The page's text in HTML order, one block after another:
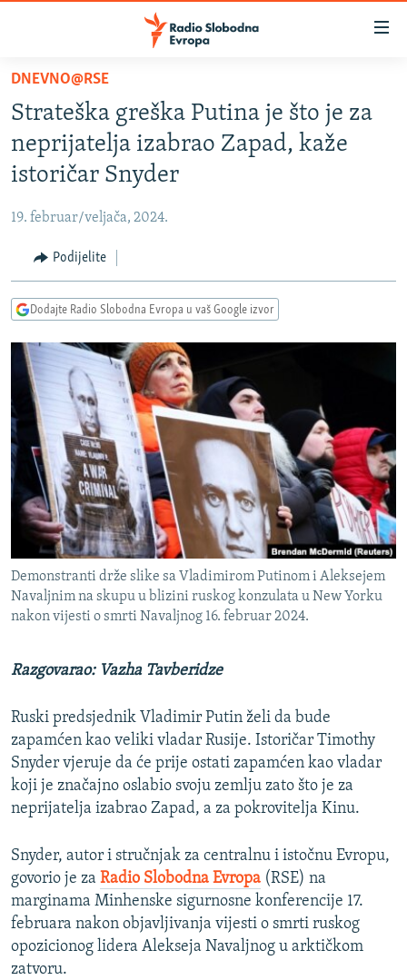
Pređite
glavni
sadržaj
Pređite
na
glavnu
Pređite
na
pretragu
BOSNA I HERCEGOVINA
SRBIJA
CRNA GORA
VIZUELNO
INFOGRAFIKE
RAT U UKRAJINI
KINA NA BALKANU
RSE PRIČE IZ SVIJETA
ISPRIČAJ MI
DNEVNO@RSE
SPECIJALI RSE
VIŠE OD NASLOVA
GENOCID U SREBRENICI
POPLAVE I KLIZIŠTA U BIH 2024.
TV LIBERTY
TRI DECENIJE OD RATA U BIH
SVE KARTE DEJTONA
NASTANAK I RASPAD JUGOSLAVIJE
PRATITE NAS
Sve RFE/RL stranice
DNEVNO@RSE
Strateška greška Putina je što je za
neprijatelja izabrao Zapad, kaže
istoričar Snyder
19. februar/veljača, 2024.
Podijelite
Dodajte Radio Slobodna Evropa u vaš Google izvor
Demonstranti drže slike sa Vladimirom Putinom i Aleksejem
Navaljnim na skupu u blizini ruskog konzulata u New Yorku
nakon vijesti o smrti Navaljnog 16. februar 2024.
Razgovarao: Vazha Tavberidze
Ruski predsjednik Vladimir Putin želi da bude
zapamćen kao veliki vladar Rusije. Istoričar Timothy
Snyder vjeruje da će prije ostati zapamćen kao vladar
koji je značajno oslabio svoju zemlju zato što je za
neprijatelja izabrao Zapad, a za pokrovitelja Kinu.
Snyder, autor i stručnjak za centralnu i istočnu Evropu,
govorio je za Radio Slobodna Evropa (RSE) na
marginama Minhenske sigurnosne konferencije 17.
februara nakon objavljivanja vijesti o smrti ruskog
opozicionog lidera Alekseja Navaljnog u arktičkom
zatvoru.